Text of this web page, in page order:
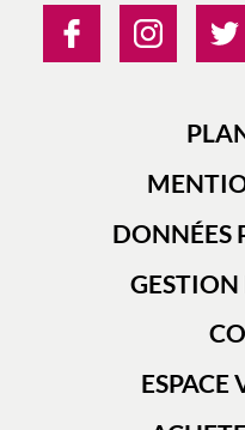
DONNÉES
GESTION
ESPACE